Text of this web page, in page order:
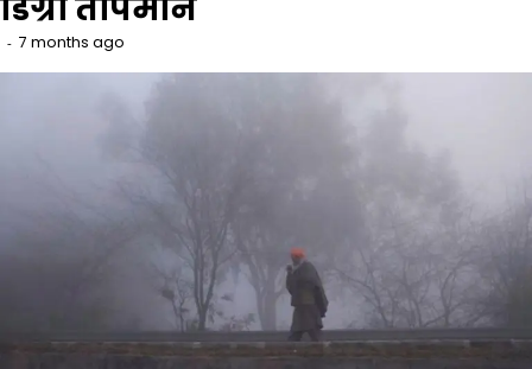
डिग्री तापमान
7 months ago